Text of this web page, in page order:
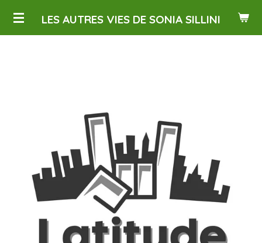
Passer
LES AUTRES VIES DE SONIA SILLINI